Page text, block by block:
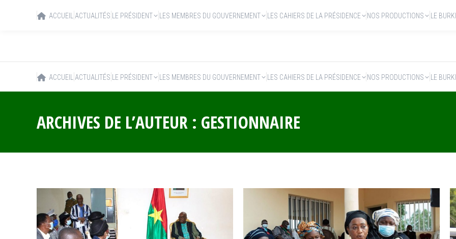
ACCUEIL ACTUALITÉS LE PRÉSIDENT LES MEMBRES DU GOUVERNEMENT LES CAHIERS DE LA PRÉSIDENCE NOS PRODUCTIONS LE
ARCHIVES DE L’AUTEUR : GESTIONNAIRE
ACCUEIL ACTUALITÉS LE PRÉSIDENT LES MEMBRES DU GOUVERNEMENT LES CAHIERS DE LA PRÉSIDENCE NOS PRODUCTIONS LE